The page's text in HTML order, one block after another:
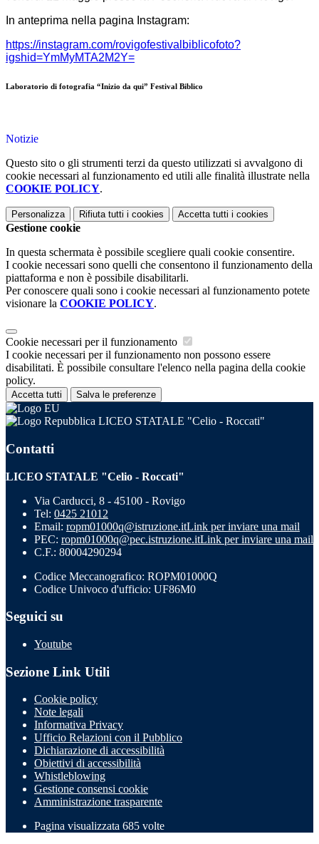
In anteprima nella pagina Instagram:
https://instagram.com/rovigofestivalbiblicofoto?
igshid=YmMyMTA2M2Y=
Laboratorio di fotografia “Inizio da qui” Festival Biblico
Notizie
Questo sito o gli strumenti terzi da questo utilizzati si avvalgono di
cookie necessari al funzionamento ed utili alle finalità illustrate nella
COOKIE POLICY.
Personalizza Rifiuta tutti i cookies Accetta tutti i cookies
Gestione cookie
In questa schermata è possibile scegliere quali cookie consentire.
I cookie necessari sono quelli che consentono il funzionamento della
piattaforma e non è possibile disabilitarli.
Per conoscere quali sono i cookie necessari al funzionamento potete
visionare la COOKIE POLICY.
Cookie necessari per il funzionamento
I cookie necessari per il funzionamento non possono essere
disabilitati. È possibile consultare l'elenco nella pagina della cookie
policy.
Accetta tutti Salva le preferenze
LICEO STATALE "Celio - Roccati"
Contatti
LICEO STATALE "Celio - Roccati"
Via Carducci, 8 - 45100 - Rovigo
Tel: 0425 21012
Email: ropm01000q@istruzione.itLink per inviare una mail
PEC: ropm01000q@pec.istruzione.itLink per inviare una mail
C.F.: 80004290294
Codice Meccanografico: ROPM01000Q
Codice Univoco d'ufficio: UF86M0
Seguici su
Youtube
Sezione Link Utili
Cookie policy
Note legali
Informativa Privacy
Ufficio Relazioni con il Pubblico
Dichiarazione di accessibilità
Obiettivi di accessibilità
Whistleblowing
Gestione consensi cookie
Amministrazione trasparente
Pagina visualizzata 685 volte